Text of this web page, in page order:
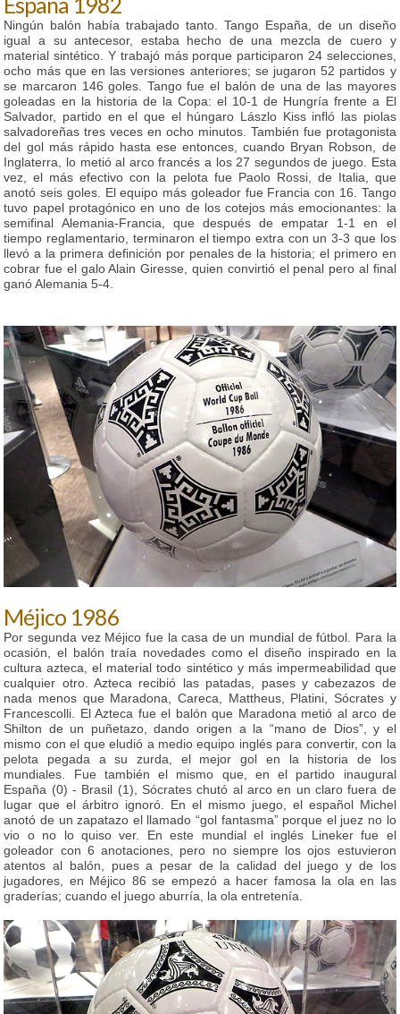
Ningún balón había trabajado tanto. Tango España, de un diseño
igual a su antecesor, estaba hecho de una mezcla de cuero y
material sintético. Y trabajó más porque participaron 24 selecciones,
ocho más que en las versiones anteriores; se jugaron 52 partidos y
se marcaron 146 goles. Tango fue el balón de una de las mayores
goleadas en la historia de la Copa: el 10-1 de Hungría frente a El
Salvador, partido en el que el húngaro Lászlo Kiss infló las piolas
salvadoreñas tres veces en ocho minutos. También fue protagonista
del gol más rápido hasta ese entonces, cuando Bryan Robson, de
Inglaterra, lo metió al arco francés a los 27 segundos de juego. Esta
vez, el más efectivo con la pelota fue Paolo Rossi, de Italia, que
anotó seis goles. El equipo más goleador fue Francia con 16. Tango
tuvo papel protagónico en uno de los cotejos más emocionantes: la
semifinal Alemania-Francia, que después de empatar 1-1 en el
tiempo reglamentario, terminaron el tiempo extra con un 3-3 que los
llevó a la primera definición por penales de la historia; el primero en
cobrar fue el galo Alain Giresse, quien convirtió el penal pero al final
ganó Alemania 5-4.
Méjico 1986
Por segunda vez Méjico fue la casa de un mundial de fútbol. Para la
ocasión, el balón traía novedades como el diseño inspirado en la
cultura azteca, el material todo sintético y más impermeabilidad que
cualquier otro. Azteca recibió las patadas, pases y cabezazos de
nada menos que Maradona, Careca, Mattheus, Platini, Sócrates y
Francescolli. El Azteca fue el balón que Maradona metió al arco de
Shilton de un puñetazo, dando origen a la “mano de Dios”, y el
mismo con el que eludió a medio equipo inglés para convertir, con la
pelota pegada a su zurda, el mejor gol en la historia de los
mundiales. Fue también el mismo que, en el partido inaugural
España (0) - Brasil (1), Sócrates chutó al arco en un claro fuera de
lugar que el árbitro ignoró. En el mismo juego, el español Michel
anotó de un zapatazo el llamado “gol fantasma” porque el juez no lo
vio o no lo quiso ver. En este mundial el inglés Lineker fue el
goleador con 6 anotaciones, pero no siempre los ojos estuvieron
atentos al balón, pues a pesar de la calidad del juego y de los
jugadores, en Méjico 86 se empezó a hacer famosa la ola en las
graderías; cuando el juego aburría, la ola entretenía.